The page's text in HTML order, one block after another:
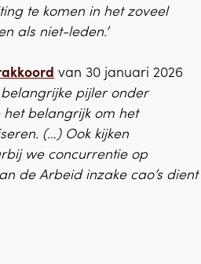
te komen in het zoveel
als niet-leden.’
van 30 januari 2026
pijler onder
belangrijk om het
(…) Ook kijken
we concurrentie op
de Arbeid inzake cao’s dient